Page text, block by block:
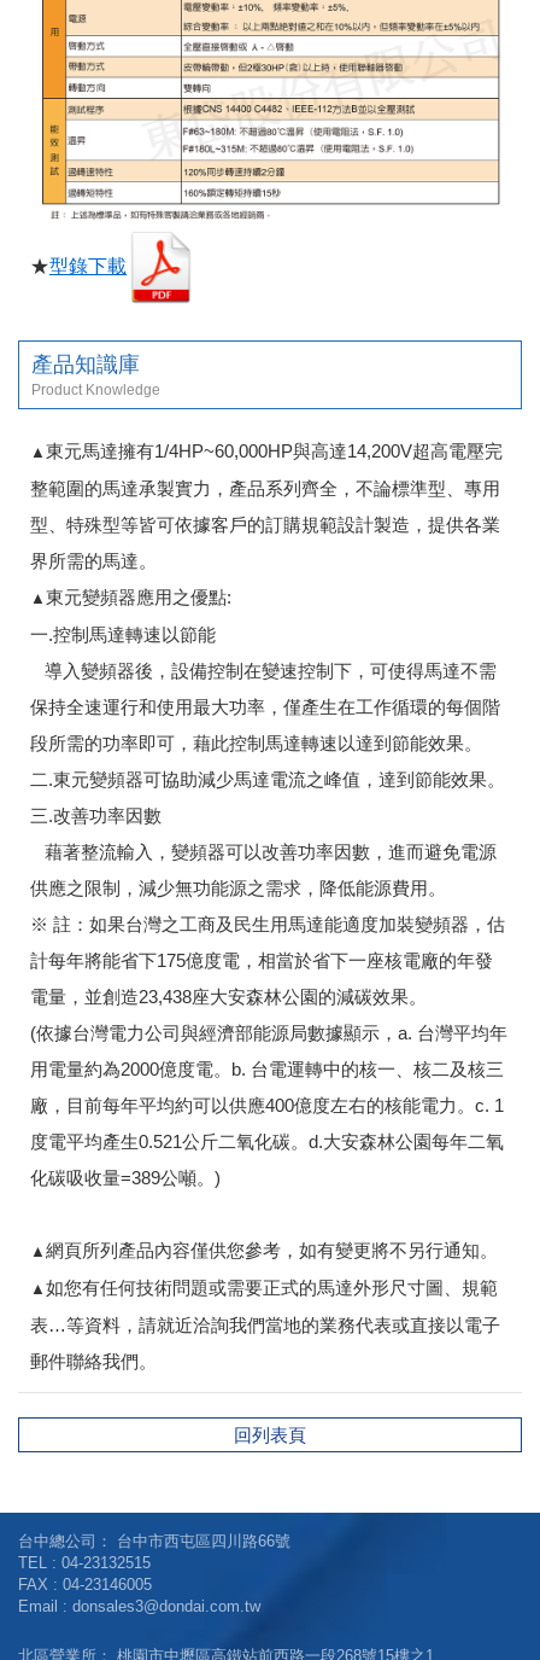
★型錄下載
產品知識庫
Product Knowledge
▲ 東元馬達擁有1/4HP~60,000HP與高達14,200V超高電壓完
整範圍的馬達承製實力，產品系列齊全，不論標準型、專用
型、特殊型等皆可依據客戶的訂購規範設計製造，提供各業
界所需的馬達。
▲ 東元變頻器應用之優點:
一.控制馬達轉速以節能
導入變頻器後，設備控制在變速控制下，可使得馬達不需
保持全速運行和使用最大功率，僅產生在工作循環的每個階
段所需的功率即可，藉此控制馬達轉速以達到節能效果。
二.東元變頻器可協助減少馬達電流之峰值，達到節能效果。
三.改善功率因數
藉著整流輸入，變頻器可以改善功率因數，進而避免電源
供應之限制，減少無功能源之需求，降低能源費用。
※ 註：如果台灣之工商及民生用馬達能適度加裝變頻器，估
計每年將能省下175億度電，相當於省下一座核電廠的年發
電量，並創造23,438座大安森林公園的減碳效果。
(依據台灣電力公司與經濟部能源局數據顯示，a. 台灣平均年
用電量約為2000億度電。b. 台電運轉中的核一、核二及核三
廠，目前每年平均約可以供應400億度左右的核能電力。c. 1
度電平均產生0.521公斤二氧化碳。d.大安森林公園每年二氧
化碳吸收量=389公噸。)
▲ 網頁所列產品內容僅供您參考，如有變更將不另行通知。
▲ 如您有任何技術問題或需要正式的馬達外形尺寸圖、規範
表…等資料，請就近洽詢我們當地的業務代表或直接以電子
郵件聯絡我們。
回列表頁
台中總公司： 台中市西屯區四川路66號
TEL : 04-23132515
FAX : 04-23146005
Email : donsales3@dondai.com.tw
北區營業所： 桃園市中壢區高鐵站前西路一段268號15樓之1